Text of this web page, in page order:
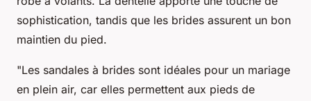
sophistication, tandis que les brides assurent un bon
maintien du pied.
"Les sandales à brides sont idéales pour un mariage
en plein air, car elles permettent aux pieds de